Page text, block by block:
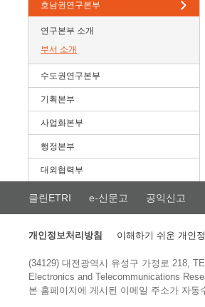
호남권연구본부
연구본부 소개
부서 소개
수도권연구본부
기획본부
사업화본부
행정본부
대외협력부
클린ETRI e-신문고 공익신고
개인정보처리방침 이해하기 쉬운 개인
(34129) 대전광역시 유성구 가정로 218,
Electronics and Telecommunications
본 홈페이지에 게시된 이메일 주소가 자